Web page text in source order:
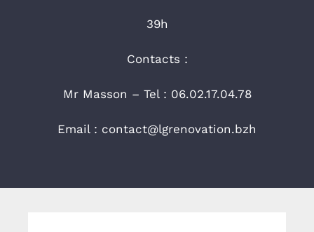
39h
Contacts :
Mr Masson – Tel : 06.02.17.04.78
Email : contact@lgrenovation.bzh